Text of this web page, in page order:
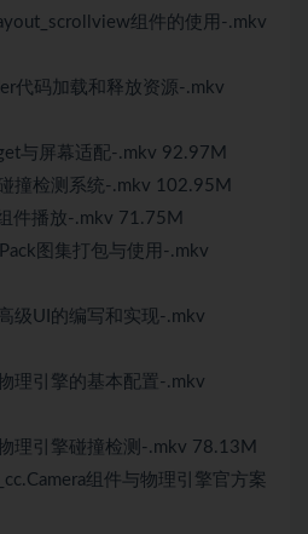
组件的使用-.mkv
代码加载和释放资源-.mkv
与屏幕适配-.mkv 92.97M
撞检测系统-.mkv 102.95M
件播放-.mkv 71.75M
图集打包与使用-.mkv
级UI的编写和实现-.mkv
理引擎的基本配置-.mkv
理引擎碰撞检测-.mkv 78.13M
组件与物理引擎官方案